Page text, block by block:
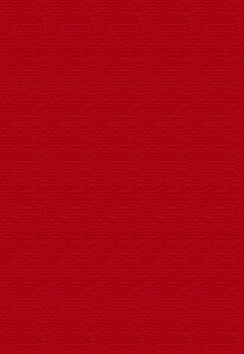
建国七十周年喜庆景观灯
轮翻转动LED广告工程灯笼生